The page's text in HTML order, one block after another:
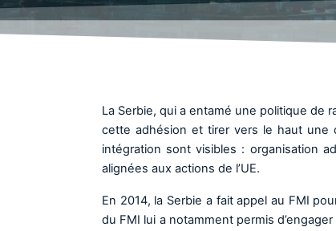
La Serbie, qui a entamé une politique de
cette adhésion et tirer vers le haut une
intégration sont visibles : organisation
alignées aux actions de l’UE.
En 2014, la Serbie a fait appel au FMI
du FMI lui a notamment permis